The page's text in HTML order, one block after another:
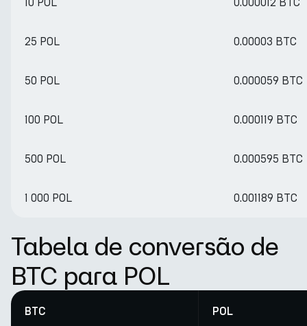
25 POL 0.00003 BTC
50 POL 0.000059 BTC
100 POL 0.000119 BTC
500 POL 0.000595 BTC
1 000 POL 0.001189 BTC
Tabela de conversão de
BTC para POL
BTC POL